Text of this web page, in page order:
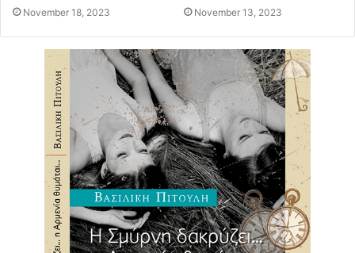
November 18, 2023 November 13, 2023